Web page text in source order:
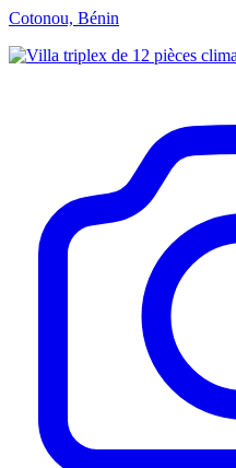
Cotonou, Bénin